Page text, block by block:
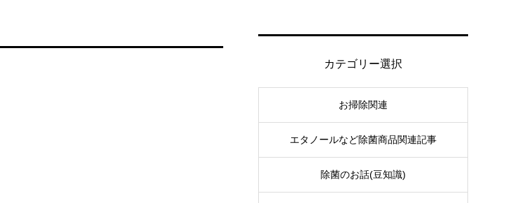
カテゴリー選択
お掃除関連
エタノールなど除菌商品関連記事
除菌のお話(豆知識)